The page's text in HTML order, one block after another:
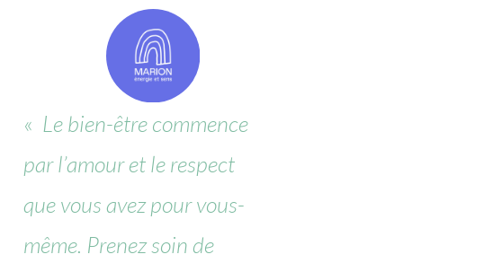
« Le bien-être commence
par l’amour et le respect
que vous avez pour vous-
même. Prenez soin de